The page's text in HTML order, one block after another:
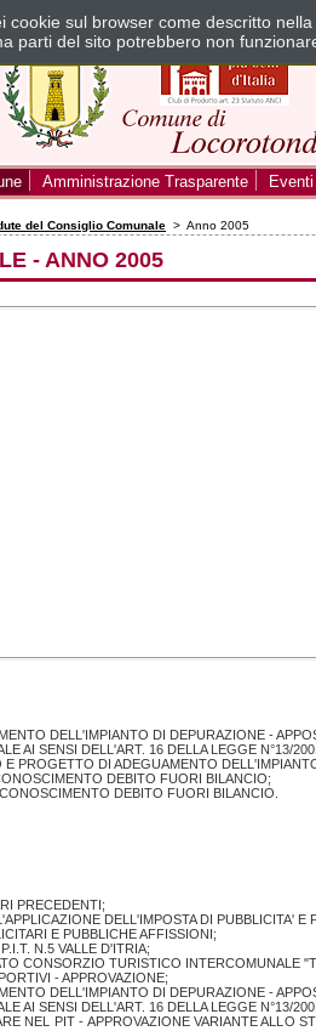
Amministrazione Trasparente
del Consiglio Comunale > Anno 2005
- ANNO 2005
DELL'IMPIANTO DI DEPURAZIONE -
AI SENSI DELL'ART. 16 DELLA LEGGE N°13/
PROGETTO DI ADEGUAMENTO
DEBITO FUORI BILANCIO;
DEBITO FUORI BILANCIO.
PRECEDENTI;
DELL'IMPOSTA DI PUBBLICITA' E
E PUBBLICHE AFFISSIONI;
N.5 VALLE D'ITRIA;
CONSORZIO TURISTICO INTERCOMUNALE
- APPROVAZIONE;
DELL'IMPIANTO DI DEPURAZIONE -
AI SENSI DELL'ART. 16 DELLA LEGGE N°13/
NEL PIT - APPROVAZIONE VARIANTE ALLO
sul browser come descritto nella
parti del sito potrebbero non